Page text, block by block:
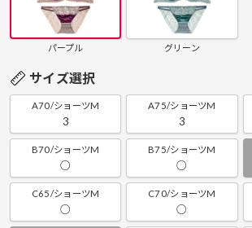
パープル グリーン
サイズ選択
A70/ショーツM
3
A75/ショーツM
3
B70/ショーツM
○
B75/ショーツM
○
C65/ショーツM
○
C70/ショーツM
○